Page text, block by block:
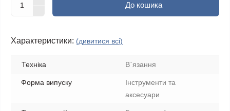
До кошика
Характеристики: (дивитися всі)
Техніка В`язання
Форма випуску
Інструменти та
аксесуари